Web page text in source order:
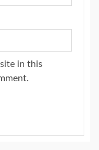
in this